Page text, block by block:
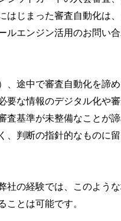
じまった審査自動化は
エンジン活用のお問い
途中で審査自動化を諦
な情報のデジタル化や
基準が未整備なことが
、判断の指針的なものに
の経験では、このよう
とは可能です。